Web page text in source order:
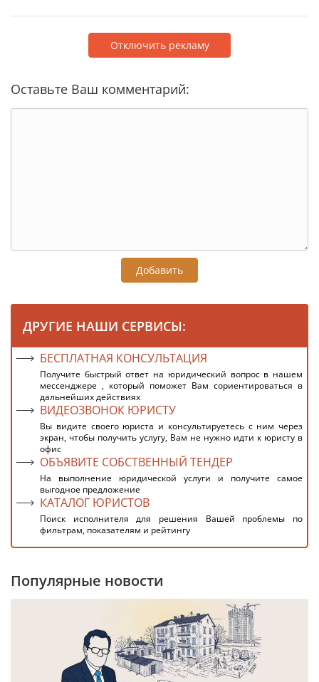
Отключить рекламу
Оставьте Ваш комментарий:
Добавить
ДРУГИЕ НАШИ СЕРВИСЫ:
БЕСПЛАТНАЯ КОНСУЛЬТАЦИЯ
Получите быстрый ответ на юридический вопрос в нашем
мессенджере , который поможет Вам сориентироваться в
дальнейших действиях
ВИДЕОЗВОНОК ЮРИСТУ
Вы видите своего юриста и консультируетесь с ним через
экран, чтобы получить услугу, Вам не нужно идти к юристу в
офис
ОБЪЯВИТЕ СОБСТВЕННЫЙ ТЕНДЕР
На выполнение юридической услуги и получите самое
выгодное предложение
КАТАЛОГ ЮРИСТОВ
Поиск исполнителя для решения Вашей проблемы по
фильтрам, показателям и рейтингу
Популярные новости